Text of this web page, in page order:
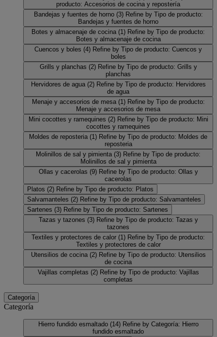
producto: Accesorios de cocina y repostería
Bandejas y fuentes de horno (3) Refine by Tipo de producto:
Bandejas y fuentes de horno
Botes y almacenaje de cocina (1) Refine by Tipo de producto:
Botes y almacenaje de cocina
Cuencos y boles (4) Refine by Tipo de producto: Cuencos y
boles
Grills y planchas (2) Refine by Tipo de producto: Grills y
planchas
Hervidores de agua (2) Refine by Tipo de producto: Hervidores
de agua
Menaje y accesorios de mesa (1) Refine by Tipo de producto:
Menaje y accesorios de mesa
Mini cocottes y ramequines (2) Refine by Tipo de producto: Mini
cocottes y ramequines
Moldes de reposteria (1) Refine by Tipo de producto: Moldes de
reposteria
Molinillos de sal y pimienta (3) Refine by Tipo de producto:
Molinillos de sal y pimienta
Ollas y cacerolas (9) Refine by Tipo de producto: Ollas y
cacerolas
Platos (2) Refine by Tipo de producto: Platos
Salvamanteles (2) Refine by Tipo de producto: Salvamanteles
Sartenes (3) Refine by Tipo de producto: Sartenes
Tazas y tazones (3) Refine by Tipo de producto: Tazas y
tazones
Textiles y protectores de calor (1) Refine by Tipo de producto:
Textiles y protectores de calor
Utensilios de cocina (2) Refine by Tipo de producto: Utensilios
de cocina
Vajillas completas (2) Refine by Tipo de producto: Vajillas
completas
Categoría
Categoría
Hierro fundido esmaltado (14) Refine by Categoría: Hierro
fundido esmaltado